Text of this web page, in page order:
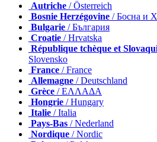
Autriche / Österreich
Bosnie Herzégovine / Босна и
Bulgarie / България
Croatie / Hrvatska
République tchèque et
Slovensko
France / France
Allemagne / Deutschland
Grèce / ΕΛΛΑΔΑ
Hongrie / Hungary
Italie / Italia
Pays-Bas / Nederland
Nordique / Nordic